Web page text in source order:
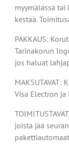
myymälässä
kestää.
PAKKAUS:
Tarinakorun
jos haluat
MAKSUTAVAT:
Visa Electron ja
joista jää